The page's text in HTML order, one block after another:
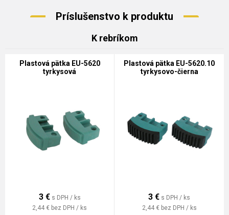
Príslušenstvo k produktu
K rebríkom
Plastová pätka EU-5620
tyrkysová
3 € s DPH / ks
2,44 € bez DPH / ks
Plastová pätka EU-5620.10
tyrkysovo-čierna
3 € s DPH / ks
2,44 € bez DPH / ks